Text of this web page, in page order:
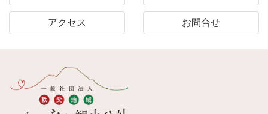
アクセス お問合せ